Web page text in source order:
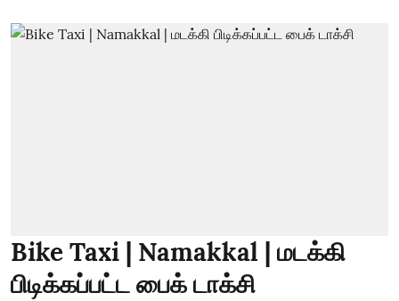
Bike Taxi | Namakkal | மடக்கி
பிடிக்கப்பட்ட பைக் டாக்சி